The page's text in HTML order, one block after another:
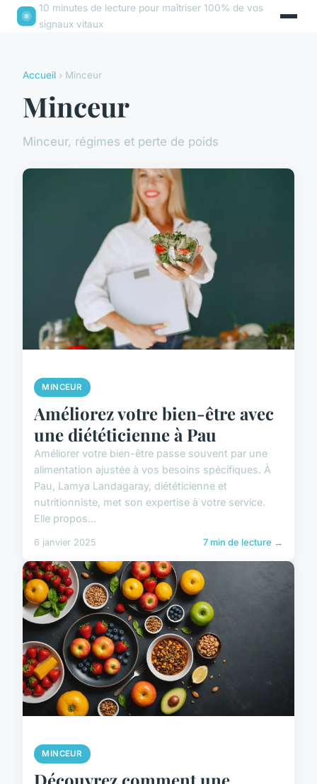
10 minutes de lecture pour maîtriser 100% de vos
signaux vitaux
Accueil › Minceur
Minceur
Minceur, régimes et perte de poids
MINCEUR
Améliorez votre bien-être avec
une diététicienne à Pau
Améliorer votre bien-être passe souvent par une
alimentation ajustée à vos besoins spécifiques. À
Pau, Lamya Landagaray, diététicienne et
nutritionniste, met son expertise à votre service.
Elle propos...
6 janvier 2025 7 min de lecture →
MINCEUR